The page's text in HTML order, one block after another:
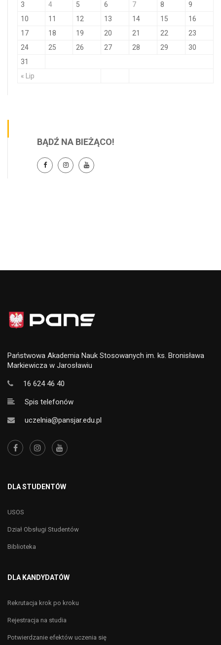
« Lip
3
4 5 6 7 8
9
10
11 12 13 14 15
16
17
18 19 20 21 22
23
24
25 26 27 28 29
30
31
BĄDŹ NA BIEŻĄCO!
Państwowa Akademia Nauk Stosowanych im. ks. Bronisława
Markiewicza w Jarosławiu
16 624 46 40
Spis telefonów
uczelnia@pansjar.edu.pl
DLA STUDENTÓW
USOS
Dział Obsługi Studentów
Biblioteka
DLA KANDYDATÓW
Rekrutacja krok po kroku
Rejestracja na studia
Potwierdzanie efektów uczenia się